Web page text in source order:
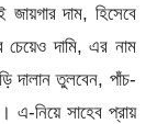
জায়গার দাম, হিসেবে
দামি, এর নাম
দালান তুলবেন, পাঁচ-
এ-নিয়ে সাহেব প্রায়